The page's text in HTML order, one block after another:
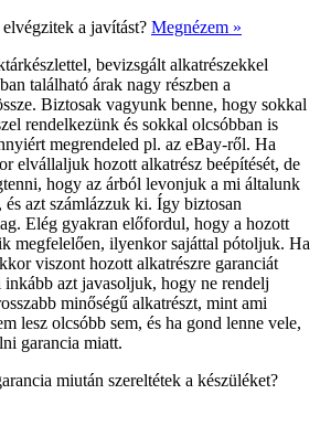
a javítást? Megnézem »
bevizsgált alkatrészekkel
található árak nagy részben a
Biztosak vagyunk benne, hogy sokkal
rendelkezünk és sokkal olcsóbban is
megrendeled pl. az eBay-ről. Ha
elvállaljuk hozott alkatrész beépítését, de
hogy az árból levonjuk a mi általunk
és azt számlázzuk ki. Így biztosan
Elég gyakran előfordul, hogy a hozott
megfelelően, ilyenkor sajáttal pótoljuk. Ha
viszont hozott alkatrészre garanciát
azt javasoljuk, hogy ne rendelj
minőségű alkatrészt, mint ami
lesz olcsóbb sem, és ha gond lenne vele,
garancia miatt.
miután szereltétek a készüléket?